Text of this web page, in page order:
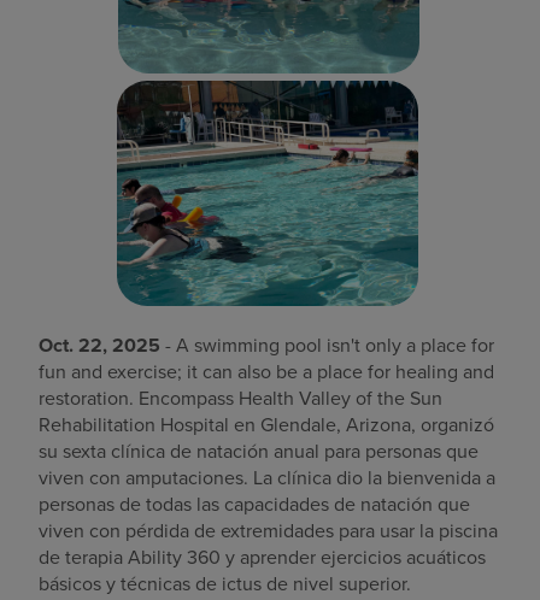
Oct. 22, 2025 - A swimming pool isn't only a place for
fun and exercise; it can also be a place for healing and
restoration. Encompass Health Valley of the Sun
Rehabilitation Hospital en Glendale, Arizona, organizó
su sexta clínica de natación anual para personas que
viven con amputaciones. La clínica dio la bienvenida a
personas de todas las capacidades de natación que
viven con pérdida de extremidades para usar la piscina
de terapia Ability 360 y aprender ejercicios acuáticos
básicos y técnicas de ictus de nivel superior.